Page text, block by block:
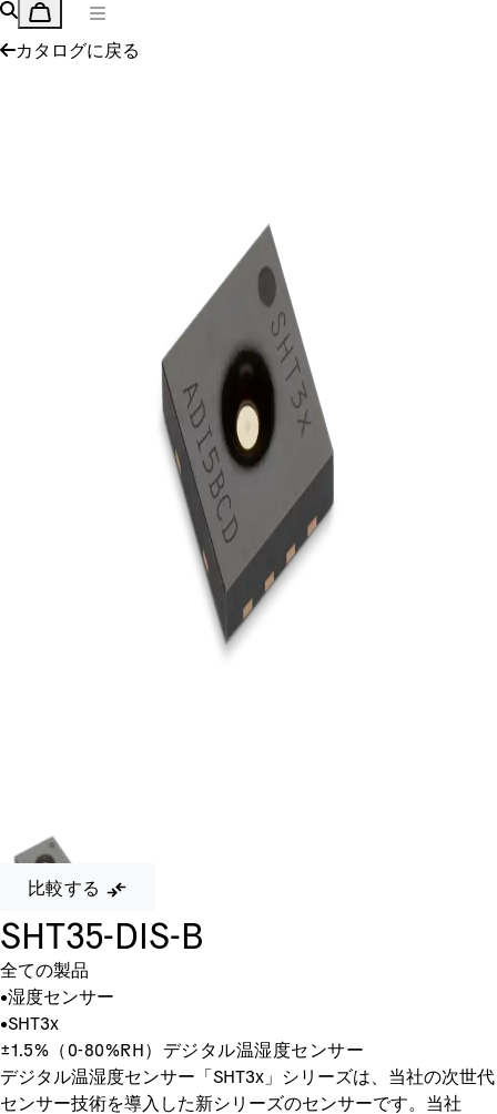
カタログに戻る
比較する
SHT35-DIS-B
全ての製品
•湿度センサー
•SHT3x
±1.5%（0-80%RH）デジタル温湿度センサー
デジタル温湿度センサー「SHT3x」シリーズは、当社の次世代
センサー技術を導入した新シリーズのセンサーです。当社